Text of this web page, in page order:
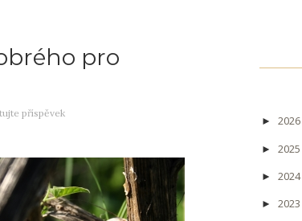
pro
příspěvek
► 2026
► 2025
► 2024
► 2023